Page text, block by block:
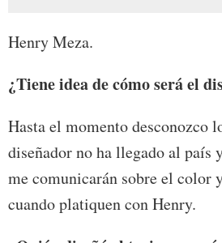
Henry Meza.
¿Tiene idea de cómo será el
Hasta el momento desconozco
diseñador no ha llegado al país
me comunicarán sobre el color
cuando platiquen con Henry.